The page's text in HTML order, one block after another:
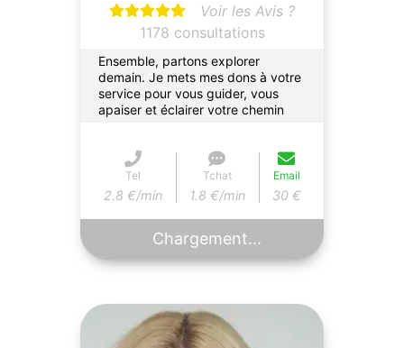
Voir les Avis ?
1178 consultations
Ensemble, partons explorer
demain. Je mets mes dons à votre
service pour vous guider, vous
apaiser et éclairer votre chemin
Tel
2.8 €/min
Tchat
1.8 €/min
Email
30 €
Chargement...